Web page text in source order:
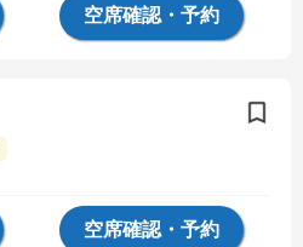
空席確認・予約
空席確認・予約